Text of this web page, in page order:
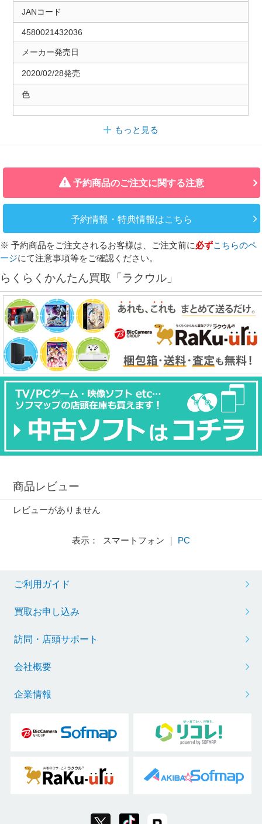
JANコード
4580021432036
メーカー発売日
2020/02/28発売
色
もっと見る
予約商品のご注文に関する注意
予約情報・特典情報はこちら
※ 予約商品をご注文されるお客様は、ご注文前に必ずこちらのペ
ージにて注意事項等をご確認ください。
らくらくかんたん買取「ラクウル」
商品レビュー
レビューがありません
表示： スマートフォン ｜ PC
ご利用ガイド
買取お申し込み
訪問・店頭サポート
会社概要
企業情報